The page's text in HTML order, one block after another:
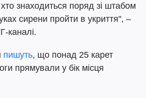
знаходиться поряд зі штабом
сирени пройти в укриття", –
каналі.
пишуть, що понад 25 карет
прямували у бік місця